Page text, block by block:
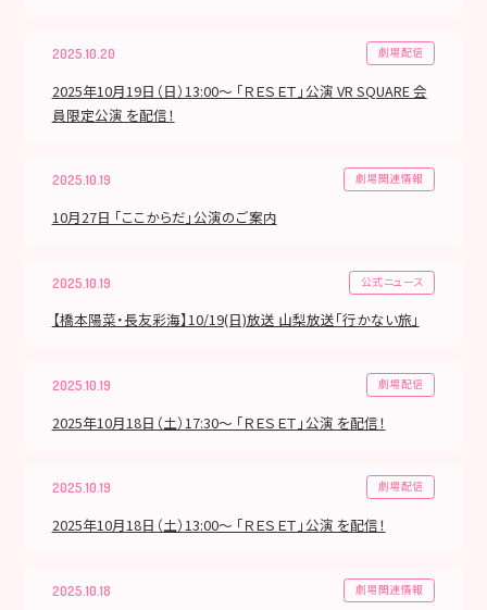
2025.10.20 劇場配信
2025年10月19日（日）13:00～ 「ＲＥＳＥＴ」公演 VR SQUARE 会
員限定公演 を配信！
2025.10.19 劇場関連情報
10月27日 「ここからだ」公演のご案内
2025.10.19 公式ニュース
【橋本陽菜・長友彩海】10/19(日)放送 山梨放送「行かない旅」
2025.10.19 劇場配信
2025年10月18日（土）17:30～ 「ＲＥＳＥＴ」公演 を配信！
2025.10.19 劇場配信
2025年10月18日（土）13:00～ 「ＲＥＳＥＴ」公演 を配信！
2025.10.18 劇場関連情報